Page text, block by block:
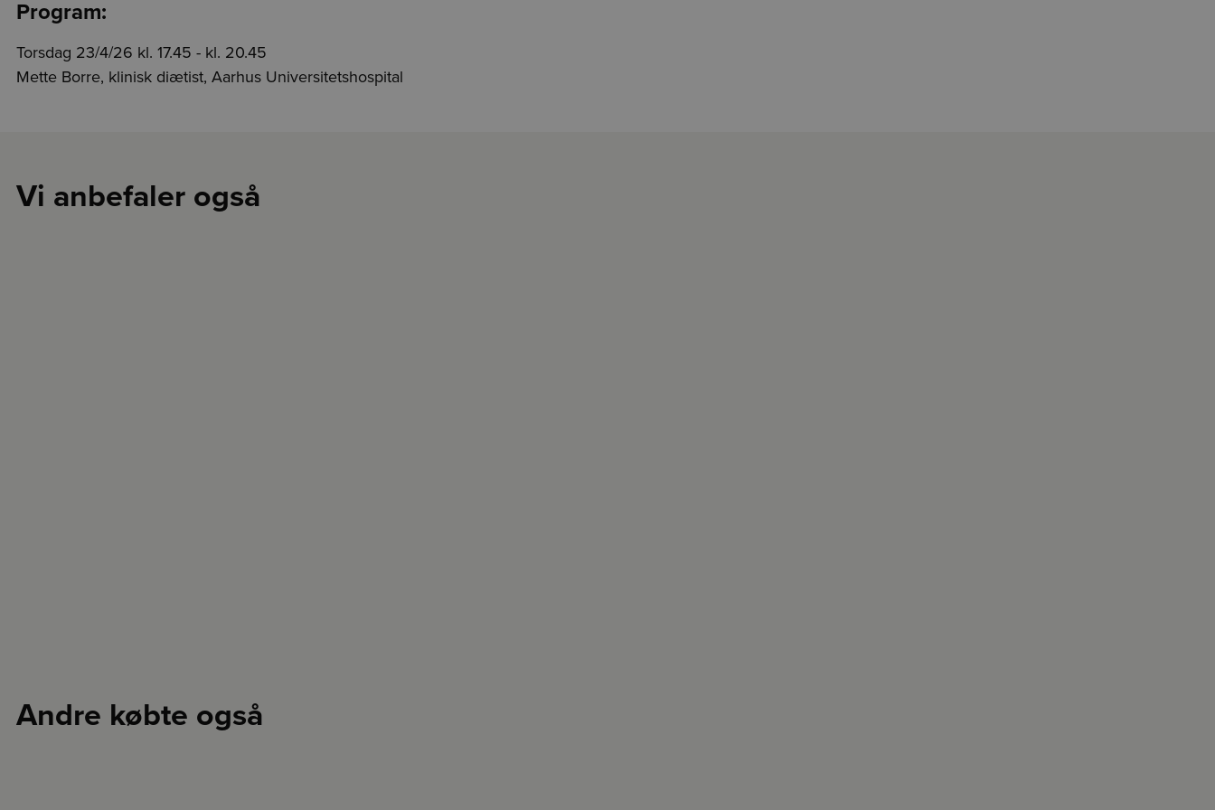
Program:
Torsdag 23/4/26 kl. 17.45 - kl. 20.45
Mette Borre, klinisk diætist, Aarhus Universitetshospital
Vi anbefaler også
Andre købte også